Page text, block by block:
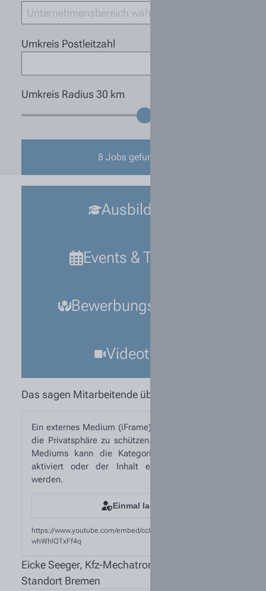
Unternehmensbereich wählen
Umkreis Postleitzahl
Umkreis Radius 30 km
8 Jobs gefunden
Ausbildung
Events & Termine
Bewerbungsprozess
Videothek
Das sagen Mitarbeitende über Tiemann!
Ein externes Medium (iFrame) wurde blockiert, um
die Privatsphäre zu schützen. Zum Abspielen des
Mediums kann die Kategorie „Externe Medien“
aktiviert oder der Inhalt einmalig freigegeben
werden.
Einmal laden
https://www.youtube.com/embed/ccIHQD4u0PE?si=cPL-
whWhlQTxFf4q
Eicke Seeger, Kfz-Mechatroniker
Standort Bremen